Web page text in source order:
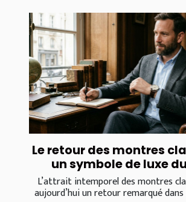
Le retour des montres
un symbole de luxe
L’attrait intemporel des montres
aujourd’hui un retour remarqué dans